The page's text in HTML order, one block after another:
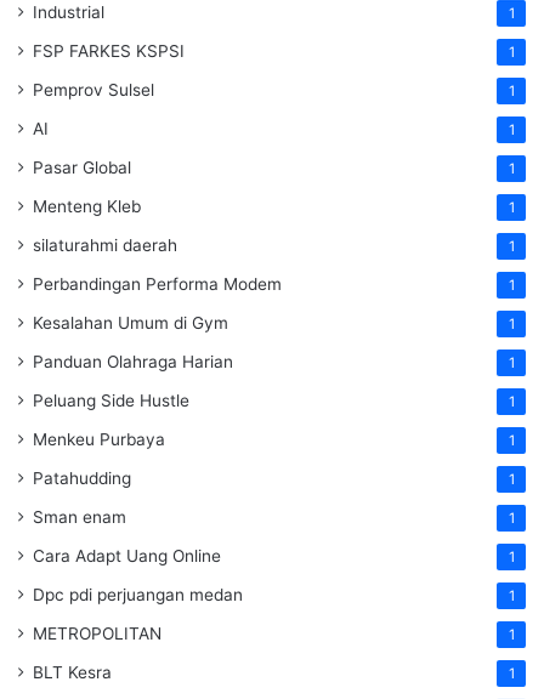
Industrial 1
FSP FARKES KSPSI 1
Pemprov Sulsel 1
AI 1
Pasar Global 1
Menteng Kleb 1
silaturahmi daerah 1
Perbandingan Performa Modem 1
Kesalahan Umum di Gym 1
Panduan Olahraga Harian 1
Peluang Side Hustle 1
Menkeu Purbaya 1
Patahudding 1
Sman enam 1
Cara Adapt Uang Online 1
Dpc pdi perjuangan medan 1
METROPOLITAN 1
BLT Kesra 1